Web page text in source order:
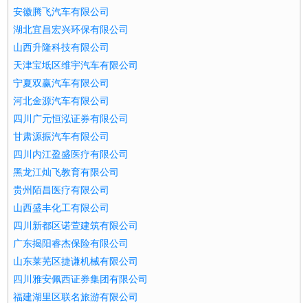
安徽腾飞汽车有限公司
湖北宜昌宏兴环保有限公司
山西升隆科技有限公司
天津宝坻区维宇汽车有限公司
宁夏双赢汽车有限公司
河北金源汽车有限公司
四川广元恒泓证券有限公司
甘肃源振汽车有限公司
四川内江盈盛医疗有限公司
黑龙江灿飞教育有限公司
贵州陌昌医疗有限公司
山西盛丰化工有限公司
四川新都区诺萱建筑有限公司
广东揭阳睿杰保险有限公司
山东莱芜区捷谦机械有限公司
四川雅安佩西证券集团有限公司
福建湖里区联名旅游有限公司